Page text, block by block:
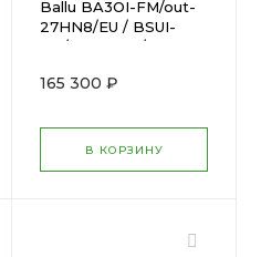
Ballu BA3OI-FM/out-
27HN8/EU / BSUI-
FM/in-07HN8/EU +
09HN8/EU + BSUI-
165 300 ₽
В КОРЗИНУ